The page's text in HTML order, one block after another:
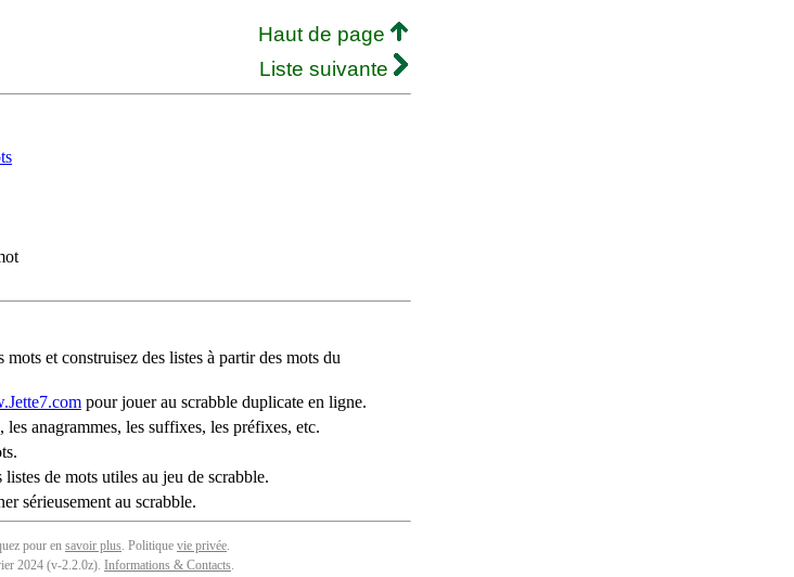
Haut de page
Liste suivante
mots et construisez des listes à partir des mots du
pour jouer au scrabble duplicate en ligne.
anagrammes, les suffixes, les préfixes, etc.
listes de mots utiles au jeu de scrabble.
sérieusement au scrabble.
pour en savoir plus. Politique vie privée.
2024 (v-2.2.0z). Informations & Contacts.